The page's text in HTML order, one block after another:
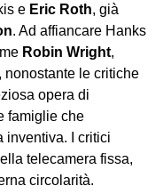
e Eric Roth, già
. Ad affiancare Hanks
Robin Wright,
nonostante le critiche
opera di
famiglie che
inventiva. I critici
telecamera fissa,
circolarità.